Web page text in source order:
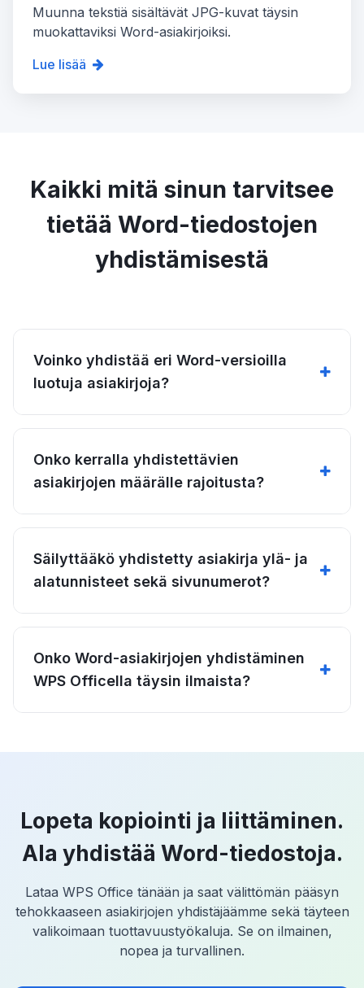
Muunna tekstiä sisältävät JPG-kuvat täysin
muokattaviksi Word-asiakirjoiksi.
Lue lisää
Kaikki mitä sinun tarvitsee
tietää Word-tiedostojen
yhdistämisestä
Voinko yhdistää eri Word-versioilla
luotuja asiakirjoja?
Onko kerralla yhdistettävien
asiakirjojen määrälle rajoitusta?
Säilyttääkö yhdistetty asiakirja ylä- ja
alatunnisteet sekä sivunumerot?
Onko Word-asiakirjojen yhdistäminen
WPS Officella täysin ilmaista?
Lopeta kopiointi ja liittäminen.
Ala yhdistää Word-tiedostoja.
Lataa WPS Office tänään ja saat välittömän pääsyn
tehokkaaseen asiakirjojen yhdistäjäämme sekä täyteen
valikoimaan tuottavuustyökaluja. Se on ilmainen,
nopea ja turvallinen.